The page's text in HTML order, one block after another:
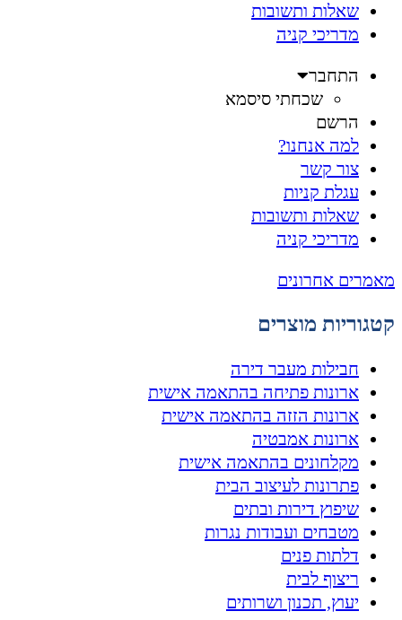
שאלות ותשובות
מדריכי קניה
התחבר
שכחתי סיסמא
הרשם
למה אנחנו?
צור קשר
עגלת קניות
שאלות ותשובות
מדריכי קניה
מאמרים אחרונים
קטגוריות מוצרים
חבילות מעבר דירה
ארונות פתיחה בהתאמה אישית
ארונות הזזה בהתאמה אישית
ארונות אמבטיה
מקלחונים בהתאמה אישית
פתרונות לעיצוב הבית
שיפוץ דירות ובתים
מטבחים ועבודות נגרות
דלתות פנים
ריצוף לבית
יעוץ, תכנון ושרותים